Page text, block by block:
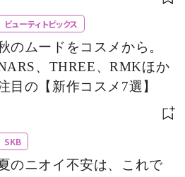
ビューティトピックス
のムードをコスメから。
、THREE、RMKほか
目の【新作コスメ7選】
SKB
のニオイ不安は、これで